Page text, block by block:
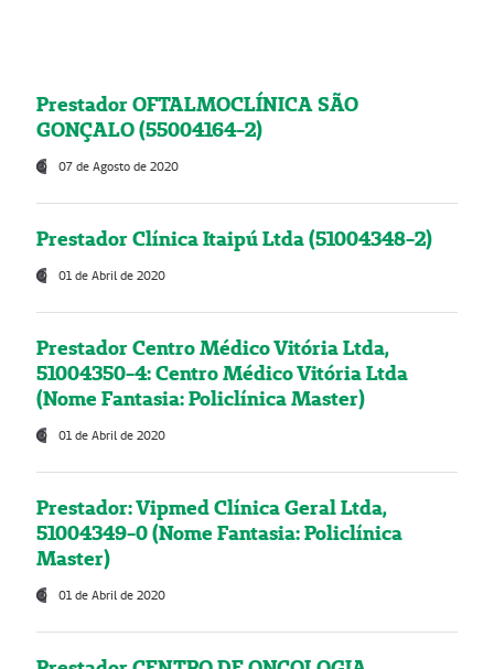
Prestador OFTALMOCLÍNICA SÃO
GONÇALO (55004164-2)
07 de Agosto de 2020
Prestador Clínica Itaipú Ltda (51004348-2)
01 de Abril de 2020
Prestador Centro Médico Vitória Ltda,
51004350-4: Centro Médico Vitória Ltda
(Nome Fantasia: Policlínica Master)
01 de Abril de 2020
Prestador: Vipmed Clínica Geral Ltda,
51004349-0 (Nome Fantasia: Policlínica
Master)
01 de Abril de 2020